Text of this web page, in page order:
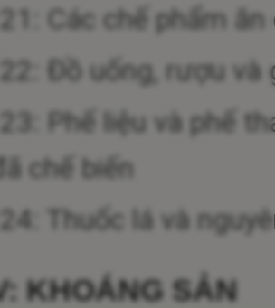
Các chế phẩm
Đồ uống, rượu và
Phế liệu và phế
chế biến
Thuốc lá và
KHOÁNG SẢN